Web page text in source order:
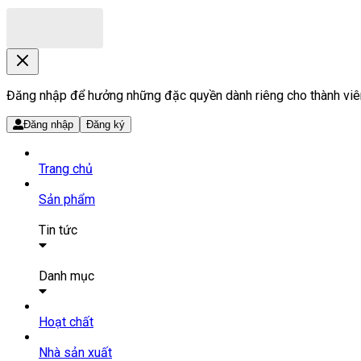
Đăng nhập để hưởng những đặc quyền dành riêng cho thành
Đăng nhập Đăng ký
Trang chủ
Sản phẩm
Tin tức
Tin tức
Danh mục
SẢN PHẨM THUỐC
Tất cả sản phẩm
Hoạt chất
Nhà sản xuất